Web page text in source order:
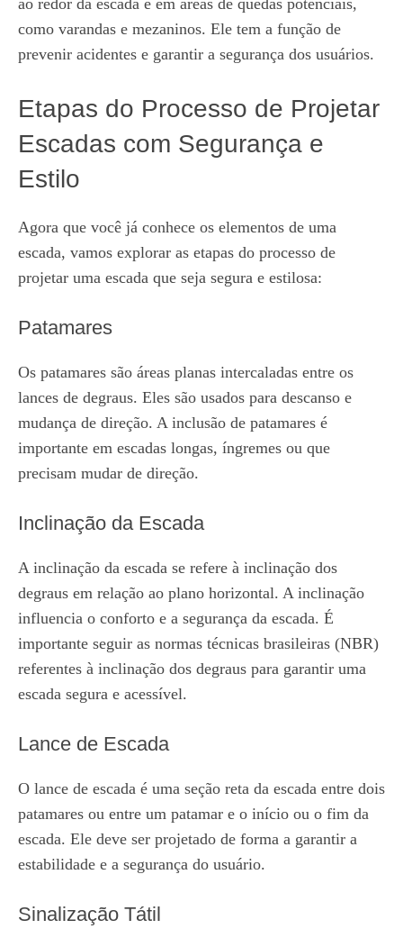
como varandas e mezaninos. Ele tem a função de
prevenir acidentes e garantir a segurança dos usuários.
Etapas do Processo de Projetar
Escadas com Segurança e
Estilo
Agora que você já conhece os elementos de uma
escada, vamos explorar as etapas do processo de
projetar uma escada que seja segura e estilosa:
Patamares
Os patamares são áreas planas intercaladas entre os
lances de degraus. Eles são usados para descanso e
mudança de direção. A inclusão de patamares é
importante em escadas longas, íngremes ou que
precisam mudar de direção.
Inclinação da Escada
A inclinação da escada se refere à inclinação dos
degraus em relação ao plano horizontal. A inclinação
influencia o conforto e a segurança da escada. É
importante seguir as normas técnicas brasileiras (NBR)
referentes à inclinação dos degraus para garantir uma
escada segura e acessível.
Lance de Escada
O lance de escada é uma seção reta da escada entre dois
patamares ou entre um patamar e o início ou o fim da
escada. Ele deve ser projetado de forma a garantir a
estabilidade e a segurança do usuário.
Sinalização Tátil